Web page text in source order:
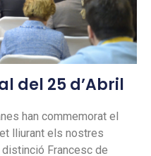
del 25 d’Abril
han commemorat el
lliurant els nostres
Francesc de